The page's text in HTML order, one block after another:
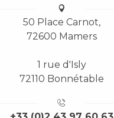
50 Place Carnot,
72600 Mamers
1 rue d'Isly
72110 Bonnétable